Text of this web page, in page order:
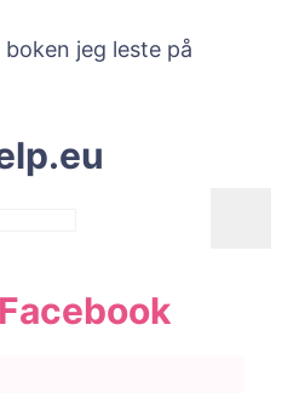
jeg leste på